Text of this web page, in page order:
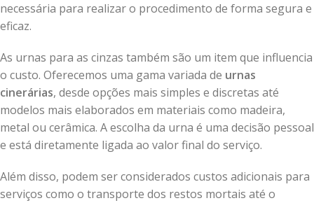
necessária para realizar o procedimento de forma segura e
eficaz.
As urnas para as cinzas também são um item que influencia
o custo. Oferecemos uma gama variada de urnas
cinerárias, desde opções mais simples e discretas até
modelos mais elaborados em materiais como madeira,
metal ou cerâmica. A escolha da urna é uma decisão pessoal
e está diretamente ligada ao valor final do serviço.
Além disso, podem ser considerados custos adicionais para
serviços como o transporte dos restos mortais até o